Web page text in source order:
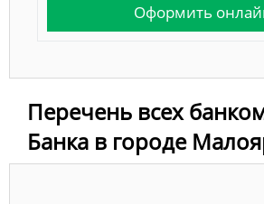
Оформить
Перечень всех
Банка в городе